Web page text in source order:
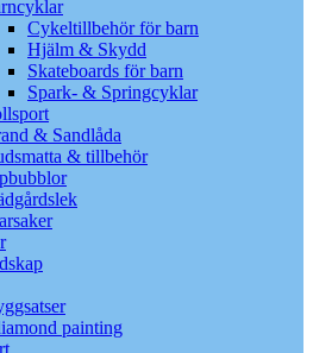
Cykeltillbehör för barn
Hjälm & Skydd
Skateboards för barn
Spark- & Springcyklar
& Sandlåda
& tillbehör
painting